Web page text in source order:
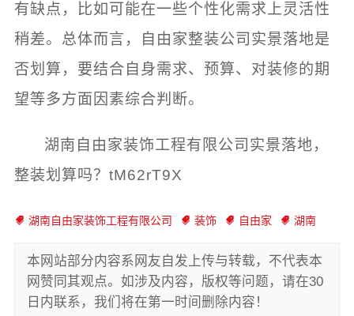
有缺点，比如可能在一些个性化需求上灵活性
稍差。总体而言，
自由家整装公司实景落地是
否划算 ，要结合自身需求、预算、对装修的期
望等多方面因素综合判断。
湖南自由家装饰工程有限公司实景落地，
整装划算吗？tM62rT9X
湖南自由家装饰工程有限公司 装饰 自由家 湖南
本网站部分内容系网友自发上传与转载，不代表本
网赞同其观点。如涉及内容，版权等问题，请在30
日内联系，我们将在第一时间删除内容！